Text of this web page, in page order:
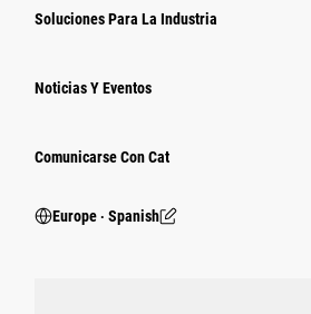
Soluciones Para La Industria
Noticias Y Eventos
Comunicarse Con Cat
Europe ‧ Spanish